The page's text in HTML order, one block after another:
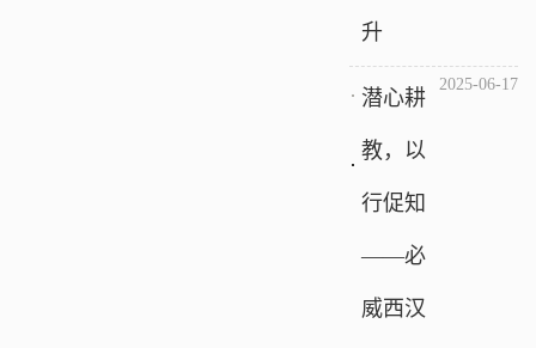
升
潜心耕
教，以
行促知
——必
威西汉
2025-06-17